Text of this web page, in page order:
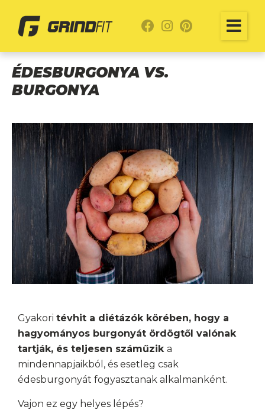
ÉDESBURGONYA VS.
BURGONYA
Gyakori tévhit a diétázók körében, hogy a
hagyományos burgonyát ördögtől valónak
tartják, és teljesen száműzik a
mindennapjaikból, és esetleg csak
édesburgonyát fogyasztanak alkalmanként.
Vajon ez egy helyes lépés?